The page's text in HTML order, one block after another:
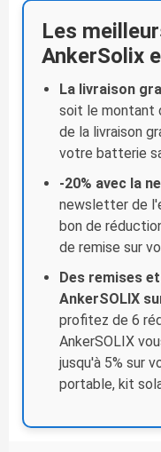
Les
AnkerSolix
La livraison
soit le montant
de la livraison
votre batterie
-20% avec la
newsletter de
bon de
de remise sur
Des remises
AnkerSOLIX
profitez de 6
AnkerSOLIX
jusqu'à 5% sur
portable, kit